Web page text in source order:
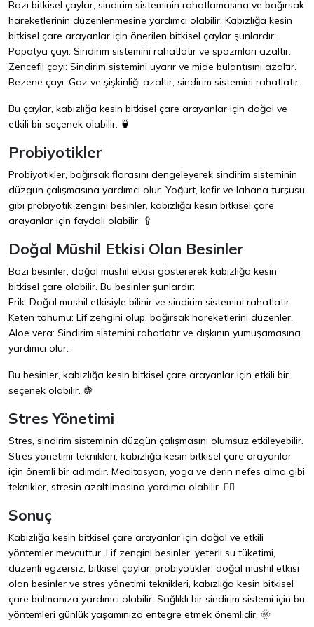
Bazı bitkisel çaylar, sindirim sisteminin rahatlamasına ve bağırsak
hareketlerinin düzenlenmesine yardımcı olabilir. Kabızlığa kesin
bitkisel çare arayanlar için önerilen bitkisel çaylar şunlardır:
Papatya çayı: Sindirim sistemini rahatlatır ve spazmları azaltır.
Zencefil çayı: Sindirim sistemini uyarır ve mide bulantısını azaltır.
Rezene çayı: Gaz ve şişkinliği azaltır, sindirim sistemini rahatlatır.
Bu çaylar, kabızlığa kesin bitkisel çare arayanlar için doğal ve
etkili bir seçenek olabilir. 🍵
Probiyotikler
Probiyotikler, bağırsak florasını dengeleyerek sindirim sisteminin
düzgün çalışmasına yardımcı olur. Yoğurt, kefir ve lahana turşusu
gibi probiyotik zengini besinler, kabızlığa kesin bitkisel çare
arayanlar için faydalı olabilir. 🥄
Doğal Müshil Etkisi Olan Besinler
Bazı besinler, doğal müshil etkisi göstererek kabızlığa kesin
bitkisel çare olabilir. Bu besinler şunlardır:
Erik: Doğal müshil etkisiyle bilinir ve sindirim sistemini rahatlatır.
Keten tohumu: Lif zengini olup, bağırsak hareketlerini düzenler.
Aloe vera: Sindirim sistemini rahatlatır ve dışkının yumuşamasına
yardımcı olur.
Bu besinler, kabızlığa kesin bitkisel çare arayanlar için etkili bir
seçenek olabilir. 🍇
Stres Yönetimi
Stres, sindirim sisteminin düzgün çalışmasını olumsuz etkileyebilir.
Stres yönetimi teknikleri, kabızlığa kesin bitkisel çare arayanlar
için önemli bir adımdır. Meditasyon, yoga ve derin nefes alma gibi
teknikler, stresin azaltılmasına yardımcı olabilir. 🧘‍♀️
Sonuç
Kabızlığa kesin bitkisel çare arayanlar için doğal ve etkili
yöntemler mevcuttur. Lif zengini besinler, yeterli su tüketimi,
düzenli egzersiz, bitkisel çaylar, probiyotikler, doğal müshil etkisi
olan besinler ve stres yönetimi teknikleri, kabızlığa kesin bitkisel
çare bulmanıza yardımcı olabilir. Sağlıklı bir sindirim sistemi için bu
yöntemleri günlük yaşamınıza entegre etmek önemlidir. 🌞